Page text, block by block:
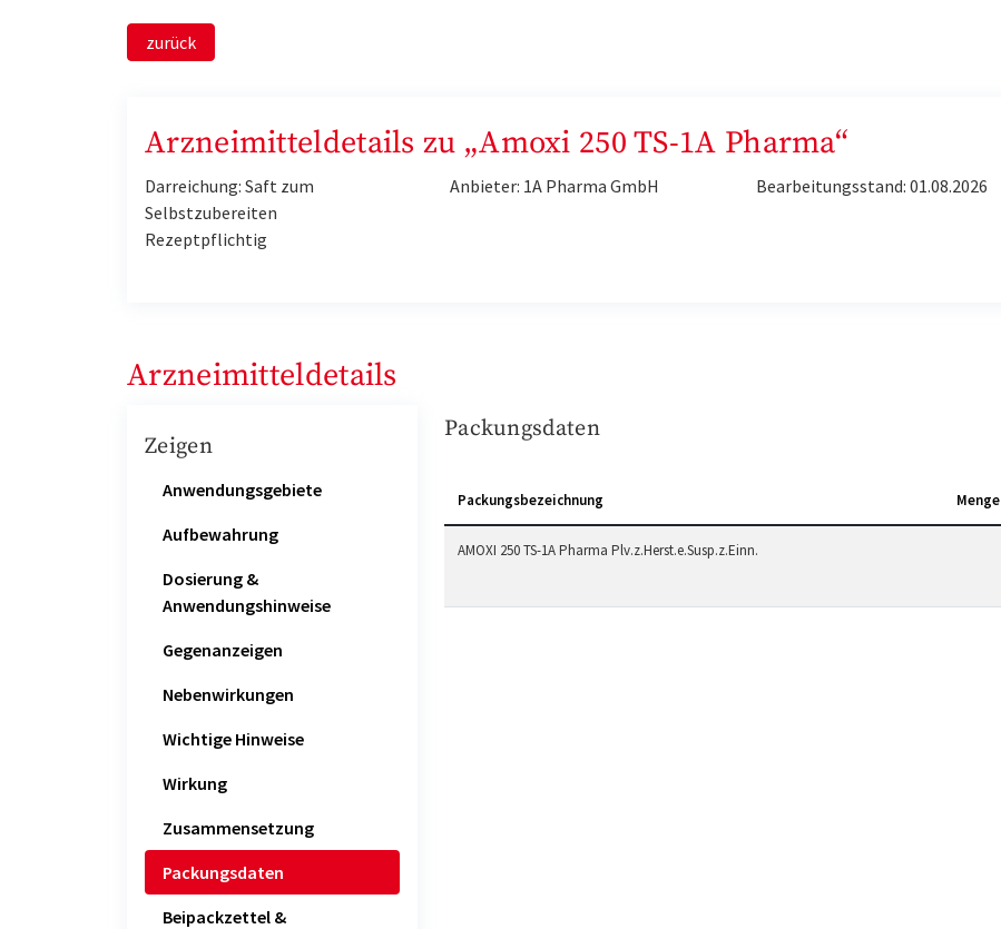
zurück
Arzneimitteldetails zu „Amoxi 250 TS-1A Pharma“
Darreichung: Saft zum
Selbstzubereiten
Rezeptpflichtig
Anbieter: 1A Pharma GmbH Bearbeitungsstand: 01.08.2026
Arzneimitteldetails
Zeigen
Anwendungsgebiete
Aufbewahrung
Dosierung &
Anwendungshinweise
Gegenanzeigen
Nebenwirkungen
Wichtige Hinweise
Wirkung
Zusammensetzung
Packungsdaten
Beipackzettel &
Packungsdaten
Packungsbezeichnung Menge
AMOXI 250 TS-1A Pharma Plv.z.Herst.e.Susp.z.Einn.